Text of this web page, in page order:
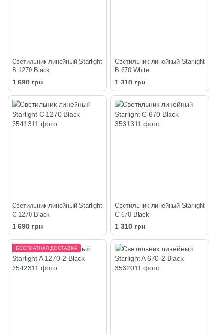
Светильник линейный Starlight
В 1270 Black
1 690 грн
Светильник линейный Starlight
В 670 White
1 310 грн
Светильник линейный Starlight
С 1270 Black
1 690 грн
Светильник линейный Starlight
С 670 Black
1 310 грн
БЕСПЛАТНАЯ ДОСТАВКА